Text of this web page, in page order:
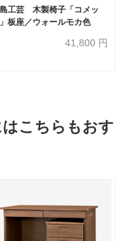
工芸 木製椅子「コメッ
」板座／ウォールモカ色
41,800 円
こちらもおす